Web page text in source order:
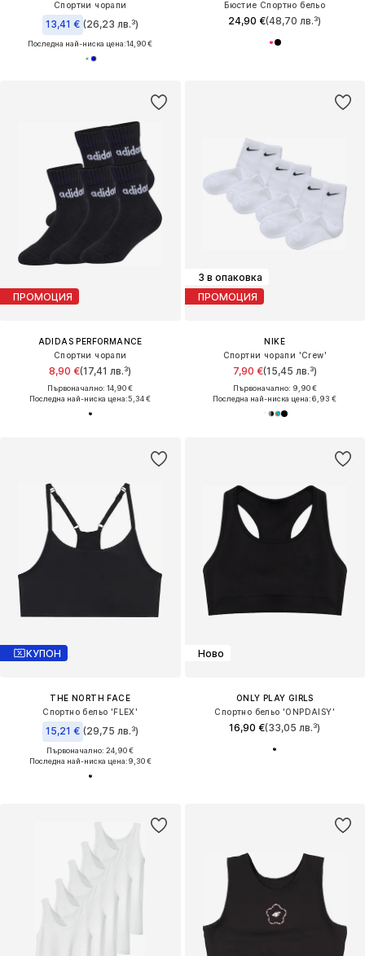
Спортни чорапи
13,41 € (26,23 лв.³)
Последна най-ниска цена:14,90 €
Бюстие Спортно бельо
24,90 €(48,70 лв.³)
ПРОМОЦИЯ
ADIDAS PERFORMANCE
Спортни чорапи
8,90 €(17,41 лв.³)
Първоначално: 14,90 €
Последна най-ниска цена:5,34 €
3 в опаковка
ПРОМОЦИЯ
NIKE
Спортни чорапи 'Crew'
7,90 €(15,45 лв.³)
Първоначално: 9,90 €
Последна най-ниска цена:6,93 €
КУПОН
THE NORTH FACE
Спортно бельо 'FLEX'
15,21 € (29,75 лв.³)
Първоначално: 24,90 €
Последна най-ниска цена:9,30 €
Ново
ONLY PLAY GIRLS
Спортно бельо 'ONPDAISY'
16,90 €(33,05 лв.³)